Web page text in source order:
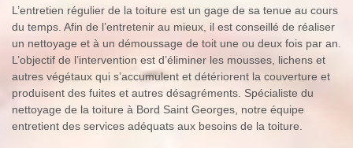
L’entretien régulier de la toiture est un gage de sa tenue au cours
du temps. Afin de l’entretenir au mieux, il est conseillé de réaliser
un nettoyage et à un démoussage de toit une ou deux fois par an.
L’objectif de l’intervention est d’éliminer les mousses, lichens et
autres végétaux qui s’accumulent et détériorent la couverture et
produisent des fuites et autres désagréments. Spécialiste du
nettoyage de la toiture à Bord Saint Georges, notre équipe
entretient des services adéquats aux besoins de la toiture.